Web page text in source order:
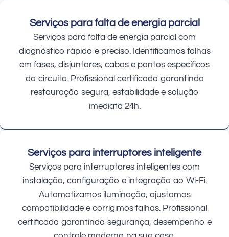
Serviços para falta de energia parcial
Serviços para falta de energia parcial com
diagnóstico rápido e preciso. Identificamos falhas
em fases, disjuntores, cabos e pontos específicos
do circuito. Profissional certificado garantindo
restauração segura, estabilidade e solução
imediata 24h.
Serviços para interruptores inteligente
Serviços para interruptores inteligentes com
instalação, configuração e integração ao Wi-Fi.
Automatizamos iluminação, ajustamos
compatibilidade e corrigimos falhas. Profissional
certificado garantindo segurança, desempenho e